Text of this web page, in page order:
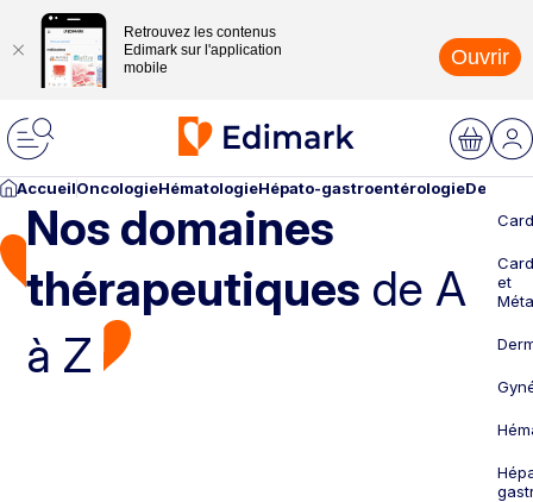
Retrouvez les contenus
Edimark sur l'application
mobile
Ouvrir
AccueilOncologieHématologieHépato-gastroentérologie
Nos domaines
thérapeutiques de A
à Z
et